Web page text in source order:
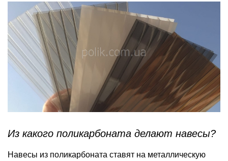
Из какого поликарбоната делают навесы?
Навесы из поликарбоната ставят на металлическую